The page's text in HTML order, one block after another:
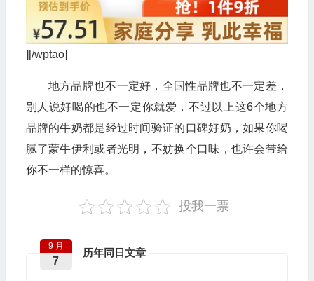
][/wptao]
地方品牌也不一定好，全国性品牌也不一定差，
别人说好喝的也不一定你就爱，不过以上这6个地方
品牌的牛奶都是经过时间验证的口碑好奶，如果你喝
腻了蒙牛伊利或者光明，不妨换个口味，也许会带给
你不一样的惊喜。
投我一票
历年同日文章
9 月
7